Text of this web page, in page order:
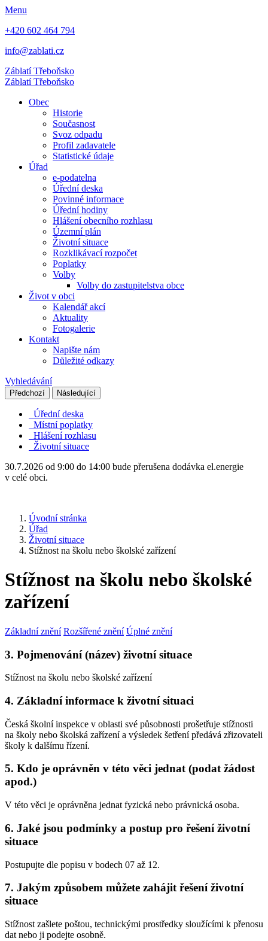
Menu
+420 602 464 794
info@zablati.cz
ZáblatíTřeboňsko
ZáblatíTřeboňsko
Obec
Historie
Současnost
Svoz odpadu
Profil zadavatele
Statistické údaje
Úřad
e-podatelna
Úřední deska
Povinné informace
Úřední hodiny
Hlášení obecního rozhlasu
Územní plán
Životní situace
Rozklikávací rozpočet
Poplatky
Volby
Volby do zastupitelstva obce
Život v obci
Kalendář akcí
Aktuality
Fotogalerie
Kontakt
Napište nám
Důležité odkazy
Vyhledávání
Předchozí Následující
Úřední deska
Místní poplatky
Hlášení rozhlasu
Životní situace
30.7.2026 od 9:00 do 14:00 bude přerušena dodávka el.energie
v celé obci.
Úvodní stránka
Úřad
Životní situace
Stížnost na školu nebo školské zařízení
Stížnost na školu nebo školské
zařízení
Základní znění Rozšířené znění Úplné znění
3. Pojmenování (název) životní situace
Stížnost na školu nebo školské zařízení
4. Základní informace k životní situaci
Česká školní inspekce v oblasti své působnosti prošetřuje stížnosti
na školy nebo školská zařízení a výsledek šetření předává zřizovateli
školy k dalšímu řízení.
5. Kdo je oprávněn v této věci jednat (podat žádost
apod.)
V této věci je oprávněna jednat fyzická nebo právnická osoba.
6. Jaké jsou podmínky a postup pro řešení životní
situace
Postupujte dle popisu v bodech 07 až 12.
7. Jakým způsobem můžete zahájit řešení životní
situace
Stížnost zašlete poštou, technickými prostředky sloužícími k přenosu
dat nebo ji podejte osobně.